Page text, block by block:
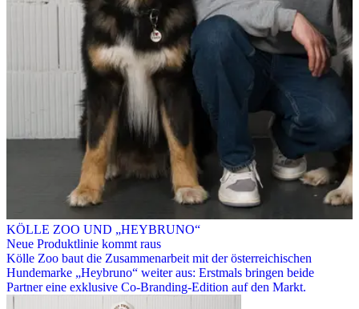
KÖLLE ZOO UND „HEYBRUNO“
Neue Produktlinie kommt raus
Kölle Zoo baut die Zusammenarbeit mit der österreichischen
Hundemarke „Heybruno“ weiter aus: Erstmals bringen beide
Partner eine exklusive Co-Branding-Edition auf den Markt.